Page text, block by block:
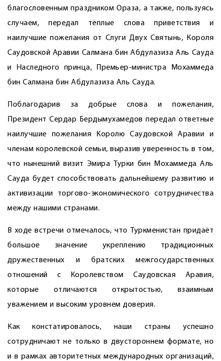
благословенным праздником Ораза, а также, пользуясь
случаем, передал тёплые слова приветствия и
наилучшие пожелания от Слуги Двух Святынь, Короля
Саудовской Аравии Салмана бин Абдулазиза Аль Сауда
и Наследного принца, Премьер-министра Мохаммеда
бин Салмана бин Абдулазиза Аль Сауда.
Поблагодарив за добрые слова и пожелания,
Президент Сердар Бердымухамедов передал ответные
наилучшие пожелания Королю Саудовской Аравии и
членам королевской семьи, выразив уверенность в том,
что нынешний визит Эмира Турки бин Мохаммеда Аль
Сауда будет способствовать дальнейшему развитию и
активизации торгово-экономического сотрудничества
между нашими странами.
В ходе встречи отмечалось, что Туркменистан придаёт
большое значение укреплению традиционных
дружественных и братских межгосударственных
отношений с Королевством Саудовская Аравия,
которые отличаются открытостью, взаимным
уважением и высоким уровнем доверия.
Как констатировалось, наши страны успешно
сотрудничают не только в двустороннем формате, но
и в рамках авторитетных международных организаций,